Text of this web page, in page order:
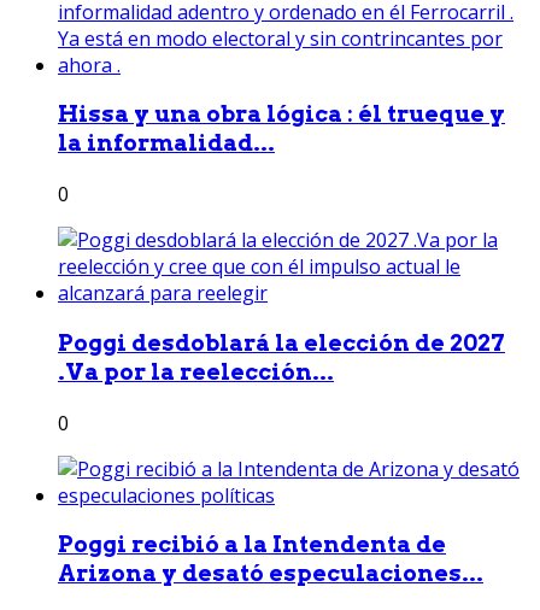
Hissa y una obra lógica : él trueque y
la informalidad...
0
Poggi desdoblará la elección de 2027
.Va por la reelección...
0
Poggi recibió a la Intendenta de
Arizona y desató especulaciones...